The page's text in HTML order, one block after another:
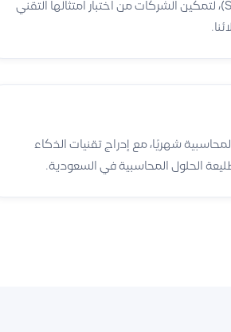
إطلاق نظام الربط والتكامل المتطور، وتدشين بيئة المحاكاة الذكية (Sandbox)، لتمكين الشركات من اختبار امتثالها التقني
العمليات المحاسبية شهريًا، مع إدراج تقنيات الذكاء
طليعة الحلول المحاسبية في السعودية.